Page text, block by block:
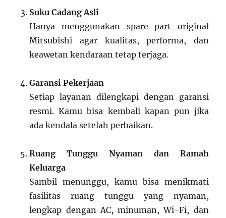
Suku Cadang Asli
Hanya menggunakan spare part original
Mitsubishi agar kualitas, performa, dan
keawetan kendaraan tetap terjaga.
Garansi Pekerjaan
Setiap layanan dilengkapi dengan garansi
resmi. Kamu bisa kembali kapan pun jika
ada kendala setelah perbaikan.
Ruang Tunggu Nyaman dan Ramah
Keluarga
Sambil menunggu, kamu bisa menikmati
fasilitas ruang tunggu yang nyaman,
lengkap dengan AC, minuman, Wi-Fi, dan